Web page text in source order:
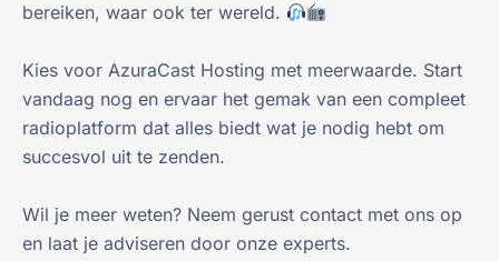
bereiken, waar ook ter wereld.
Kies voor AzuraCast Hosting met meerwaarde. Start
vandaag nog en ervaar het gemak van een compleet
radioplatform dat alles biedt wat je nodig hebt om
succesvol uit te zenden.
Wil je meer weten? Neem gerust contact met ons op
en laat je adviseren door onze experts.